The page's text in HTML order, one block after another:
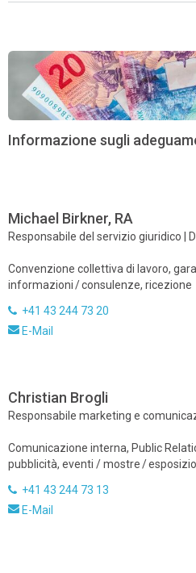
Informazione sugli
Michael Birkner, RA
Responsabile del servizio giuridico |
Convenzione collettiva di lavoro,
informazioni / consulenze, ricezione
+41 43 244 73 20
E-Mail
Christian Brogli
Responsabile marketing e
Comunicazione interna, Public
pubblicità, eventi / mostre /
+41 43 244 73 13
E-Mail